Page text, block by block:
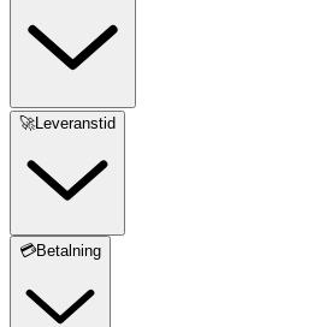
🚀Leveranstid
💳Betalning